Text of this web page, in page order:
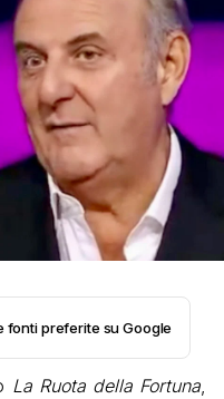
fonti preferite su Google
La Ruota della Fortuna